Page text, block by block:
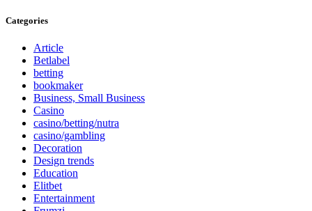
Categories
Article
Betlabel
betting
bookmaker
Business, Small Business
Casino
casino/betting/nutra
casino/gambling
Decoration
Design trends
Education
Elitbet
Entertainment